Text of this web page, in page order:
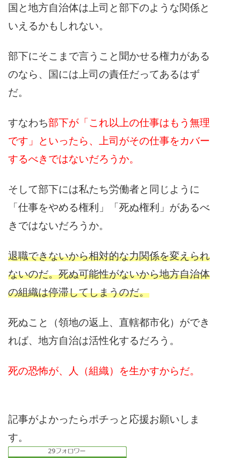
国と地方自治体は上司と部下のような関係と
いえるかもしれない。
部下にそこまで言うこと聞かせる権力がある
のなら、国には上司の責任だってあるはず
だ。
すなわち部下が「これ以上の仕事はもう無理
です」といったら、上司がその仕事をカバー
するべきではないだろうか。
そして部下には私たち労働者と同じように
「仕事をやめる権利」「死ぬ権利」があるべ
きではないだろうか。
退職できないから相対的な力関係を変えられ
ないのだ。死ぬ可能性がないから地方自治体
の組織は停滞してしまうのだ。
死ぬこと（領地の返上、直轄都市化）ができ
れば、地方自治は活性化するだろう。
死の恐怖が、人（組織）を生かすからだ。
記事がよかったらポチっと応援お願いしま
す。